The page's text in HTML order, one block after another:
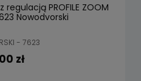
PROFILE ZOOM
Nowodvorski
- 7623
zł